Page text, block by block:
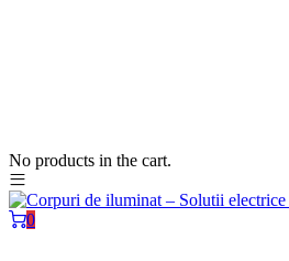
No products in the cart.
0